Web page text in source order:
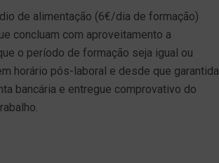
de alimentação (6€/dia de formação)
concluam com aproveitamento a
o período de formação seja igual ou
horário pós-laboral e desde que garantida
bancária e entregue comprovativo do